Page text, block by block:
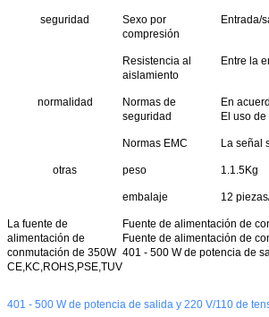
seguridad
Sexo por
compresión
Entrada/
Resistencia al
aislamiento
Entre la
normalidad
Normas de
seguridad
En
El uso
Normas EMC La señal
otras peso 1.1.5Kg
embalaje 12
La fuente de
alimentación de
conmutación de 350W
CE,KC,ROHS,PSE,TUV
Fuente de alimentación de
Fuente de alimentación de
401 - 500 W de potencia de
401 - 500 W de potencia de salida y 220 V/110 de